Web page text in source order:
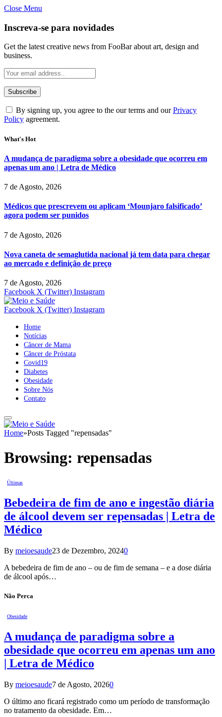
Close Menu
Inscreva-se para novidades
Get the latest creative news from FooBar about art, design and
business.
By signing up, you agree to the our terms and ourPrivacy
Policy agreement.
What's Hot
A mudança de paradigma sobre a obesidade que ocorreu em
apenas um ano | Letra de Médico
7 de Agosto, 2026
Médicos que prescrevem ou aplicam ‘Mounjaro falsificado’
agora podem ser punidos
7 de Agosto, 2026
Nova caneta de semaglutida nacional já tem data para chegar
ao mercado e definição de preço
7 de Agosto, 2026
Facebook X (Twitter) Instagram
Facebook X (Twitter) Instagram
Home
Notícias
Câncer de Mama
Câncer de Próstata
Covid19
Diabetes
Obesidade
Sobre Nós
Contato
Home»Posts Tagged "repensadas"
Browsing: repensadas
Últimas
Bebedeira de fim de ano e ingestão diária
de álcool devem ser repensadas | Letra de
Médico
By meioesaude23 de Dezembro, 20240
A bebedeira de fim de ano – ou de fim de semana – e a dose diária
de álcool após…
Não Perca
Obesidade
A mudança de paradigma sobre a
obesidade que ocorreu em apenas um ano
| Letra de Médico
By meioesaude7 de Agosto, 20260
O último ano ficará registrado como um período de transformação
no tratamento da obesidade. Em…